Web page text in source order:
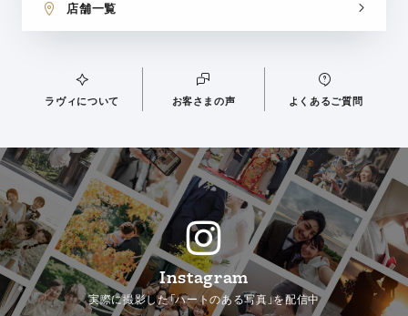
店舗一覧
ラヴィについて お客さまの声 よくあるご質問
Instagram
実際に撮影した「ハートのある写真」を配信中